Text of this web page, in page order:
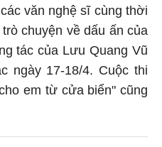
văn nghệ sĩ cùng thời
chuyện về dấu ấn của
tác của Lưu Quang Vũ
ngày 17-18/4. Cuộc thi
em từ cửa biển" cũng